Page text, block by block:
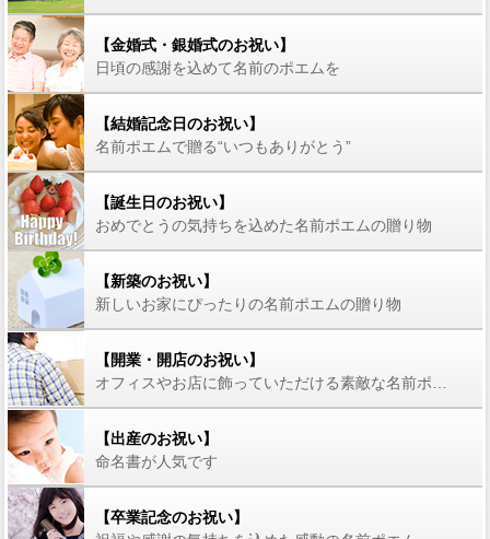
【金婚式・銀婚式のお祝い】
日頃の感謝を込めて名前のポエムを
【結婚記念日のお祝い】
名前ポエムで贈る“いつもありがとう”
【誕生日のお祝い】
おめでとうの気持ちを込めた名前ポエムの贈り物
【新築のお祝い】
新しいお家にぴったりの名前ポエムの贈り物
【開業・開店のお祝い】
【出産のお祝い】
命名書が人気です
【卒業記念のお祝い】